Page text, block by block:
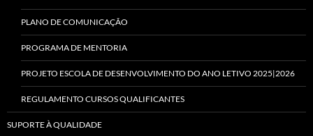
PLANO DE COMUNICAÇÃO
PROGRAMA DE MENTORIA
PROJETO ESCOLA DE DESENVOLVIMENTO DO ANO LETIVO 2025|2026
REGULAMENTO CURSOS QUALIFICANTES
SUPORTE À QUALIDADE